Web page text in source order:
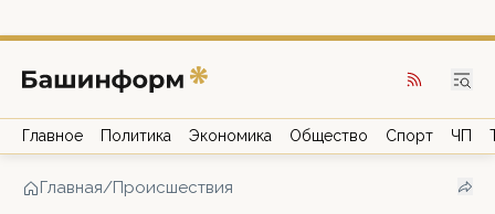
Главное Политика Экономика Общество Спорт ЧП
Главная/Происшествия